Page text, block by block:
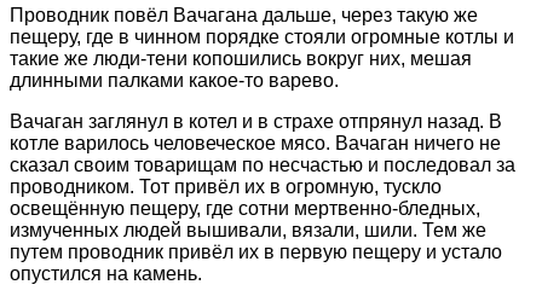
Проводник повёл Вачагана дальше, через такую же
пещеру, где в чинном порядке стояли огромные котлы и
такие же люди-тени копошились вокруг них, мешая
длинными палками какое-то варево.
Вачаган заглянул в котел и в страхе отпрянул назад. В
котле варилось человеческое мясо. Вачаган ничего не
сказал своим товарищам по несчастью и последовал за
проводником. Тот привёл их в огромную, тускло
освещённую пещеру, где сотни мертвенно-бледных,
измученных людей вышивали, вязали, шили. Тем же
путем проводник привёл их в первую пещеру и устало
опустился на камень.